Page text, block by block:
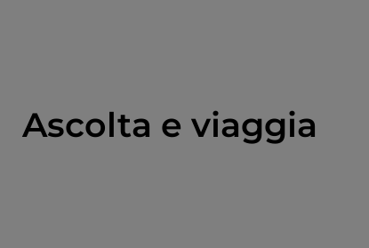
Ascolta e viaggia